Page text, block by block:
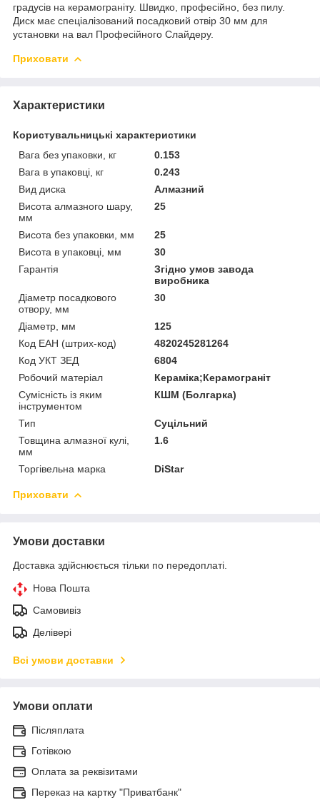
градусів на керамограніту. Швидко, професійно, без пилу.
Диск має спеціалізований посадковий отвір 30 мм для
установки на вал Професійного Слайдеру.
Приховати
Характеристики
Користувальницькі характеристики
Вага без упаковки, кг
0.153
Вага в упаковці, кг
0.243
Вид диска
Алмазний
Висота алмазного шару,
мм
25
Висота без упаковки, мм
25
Висота в упаковці, мм
30
Гарантія
Згідно умов завода
виробника
Діаметр посадкового
отвору, мм
30
Діаметр, мм
125
Код ЕАН (штрих-код)
4820245281264
Код УКТ ЗЕД
6804
Робочий матеріал
Кераміка;Керамограніт
Сумісність із яким
інструментом
КШМ (Болгарка)
Тип
Суцільний
Товщина алмазної кулі,
мм
1.6
Торгівельна марка DiStar
Приховати
Умови доставки
Доставка здійснюється тільки по передоплаті.
Нова Пошта
Самовивіз
Делівері
Всі умови доставки
Умови оплати
Післяплата
Готівкою
Оплата за реквізитами
Переказ на картку "Приватбанк"